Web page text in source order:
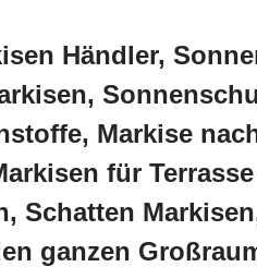
Händler,
Markise
für
Schatten
ganzen